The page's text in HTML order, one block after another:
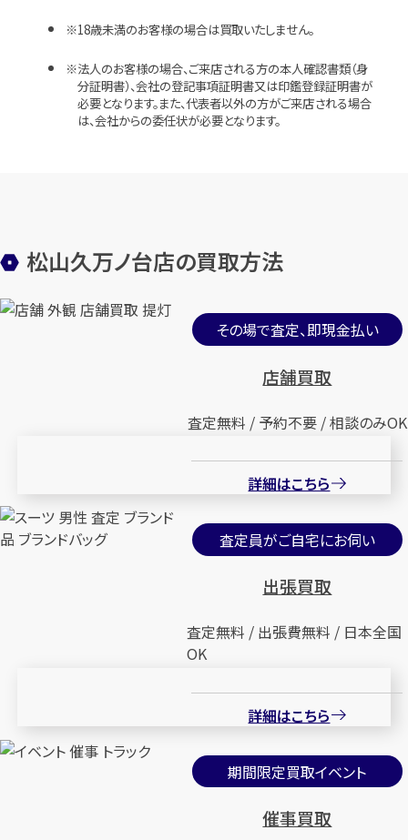
18歳未満のお客様の場合は買取いたしません。
法人のお客様の場合、ご来店される方の本人確認書類（身
分証明書）、会社の登記事項証明書又は印鑑登録証明書が
必要となります。また、代表者以外の方がご来店される場合
は、会社からの委任状が必要となります。
松山久万ノ台店の買取方法
その場で査定、即現金払い
店舗買取
査定無料 / 予約不要 / 相談のみOK
詳細はこちら
査定員がご自宅にお伺い
出張買取
査定無料 / 出張費無料 / 日本全国
OK
詳細はこちら
期間限定買取イベント
催事買取